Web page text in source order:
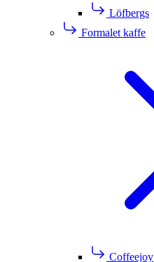
Löfbergs
Formalet kaffe
Coffeejoy